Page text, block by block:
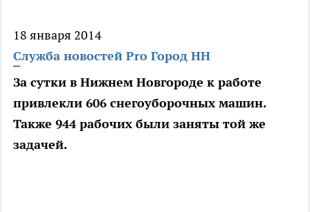
18 января 2014
Служба новостей Pro Город НН
За сутки в Нижнем Новгороде к работе
привлекли 606 снегоуборочных машин.
Также 944 рабочих были заняты той же
задачей.